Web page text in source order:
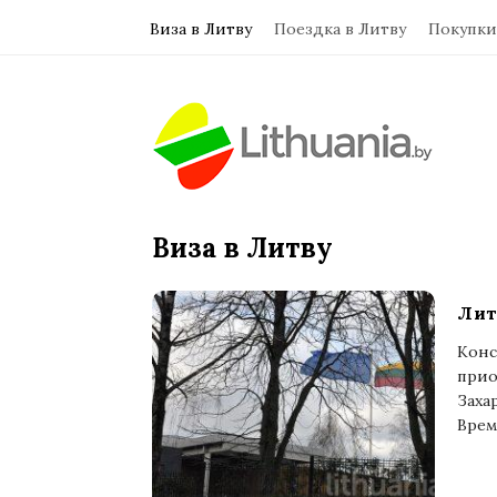
Виза в Литву Поездка в Литву Покупки
Виза в Литву